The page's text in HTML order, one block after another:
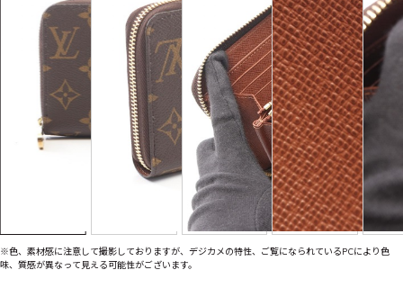
※色、素材感に注意して撮影しておりますが、デジカメの特性、ご覧になられているPCにより色
味、質感が異なって見える可能性がございます。